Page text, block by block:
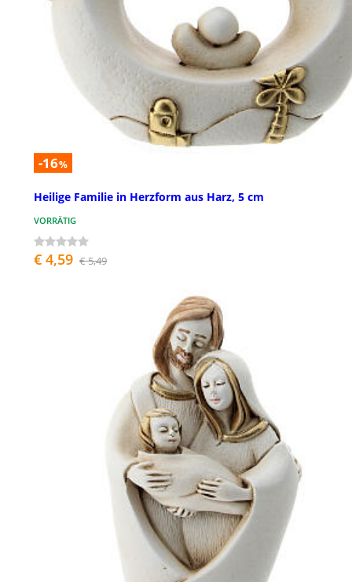
-16%
Heilige Familie in Herzform aus Harz, 5 cm
VORRÄTIG
€ 4,59 € 5,49